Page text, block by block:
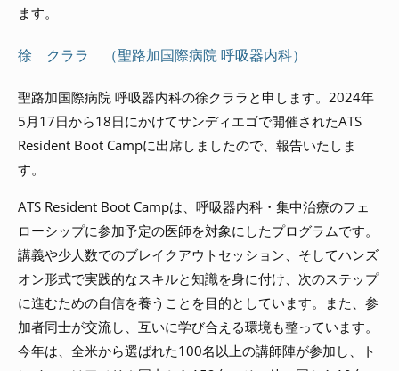
ます。
徐 クララ （聖路加国際病院 呼吸器内科）
聖路加国際病院 呼吸器内科の徐クララと申します。2024年
5月17日から18日にかけてサンディエゴで開催されたATS
Resident Boot Campに出席しましたので、報告いたしま
す。
ATS Resident Boot Campは、呼吸器内科・集中治療のフェ
ローシップに参加予定の医師を対象にしたプログラムです。
講義や少人数でのブレイクアウトセッション、そしてハンズ
オン形式で実践的なスキルと知識を身に付け、次のステップ
に進むための自信を養うことを目的としています。また、参
加者同士が交流し、互いに学び合える環境も整っています。
今年は、全米から選ばれた100名以上の講師陣が参加し、ト